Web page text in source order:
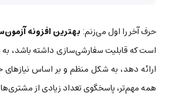
حرف آخر را اول می‌زنم:بهترین افزونه
است که قابلیت سفارشی‌سازی داشته باشد،
ارائه دهد، به شکل منظم و بر اساس نیازهای
همه مهم‌تر، پاسخگوی تعداد زیادی از